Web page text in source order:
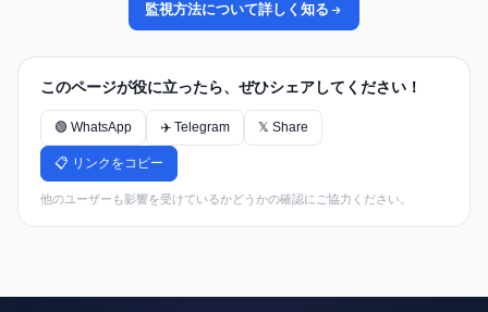
監視方法について詳しく知る
このページが役に立ったら、ぜひシェアしてください！
🟢 WhatsApp ✈️ Telegram 𝕏 Share
📋 リンクをコピー
他のユーザーも影響を受けているかどうかの確認にご協力ください。